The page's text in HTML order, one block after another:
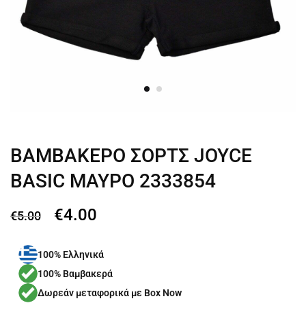
ΒΑΜΒΑΚΕΡΟ ΣΟΡΤΣ JOYCE
BASIC ΜΑΥΡΟ 2333854
€5.00 €4.00
100% Ελληνικά
100% Βαμβακερά
Δωρεάν μεταφορικά με Box Now